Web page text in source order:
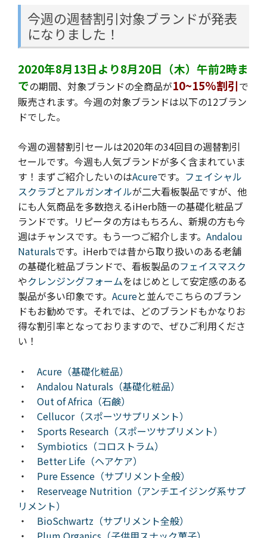
今週の週替割引対象ブランドが発表
になりました！
2020年8月13日より8月20日（木）午前2時ま
での期間、対象ブランドの全商品が10~15%割引で
販売されます。今週の対象ブランドは以下の12ブラン
ドでした。
今週の週替割引セールは2020年の34回目の週替割引
セールです。今週も人気ブランドが多く含まれていま
す！ まずご紹介したいのはAcureです。 フェイシャル
スクラブとアルガンオイルが二大看板製品ですが、他
にも人気商品を多数抱えるiHerb随一の基礎化粧品ブ
ランドです。リピータの方はもちろん、新規の方も今
週はチャンスです。もう一つご紹介します。 Andalou
Naturalsです。iHerbでは昔から取り扱いのある老舗
の基礎化粧品ブランドで、看板製品のフェイスマスク
やクレンジングフォームをはじめとして安定感のある
製品が多い印象です。 Acureと並んでこちらのブラン
ドもお勧めです。それでは、 どのブランドもかなりお
得な割引率となっておりますので、ぜひご利用くださ
い！
・ Acure（基礎化粧品）
・ Andalou Naturals（基礎化粧品）
・ Out of Africa（石鹸）
・ Cellucor（スポーツサプリメント）
・ Sports Research（スポーツサプリメント）
・ Symbiotics（コロストラム）
・ Better Life（ヘアケア）
・ Pure Essence（サプリメント全般）
・ Reserveage Nutrition（アンチエイジング系サプ
リメント）
・ BioSchwartz（サプリメント全般）